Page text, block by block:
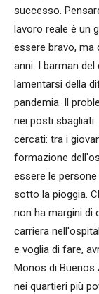
successo.
lavoro reale è un
essere bravo, ma
anni. I barman
lamentarsi della
pandemia. Il
nei posti
cercati: tra i
formazione
essere le
sotto la pioggia.
non ha margini di
carriera
e voglia di fare,
Monos di Buenos
nei quartieri più